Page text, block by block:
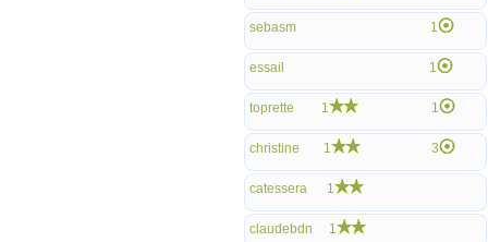
sebasm 1
essail 1
toprette 1 1
christine 1 3
catessera 1
claudebdn 1